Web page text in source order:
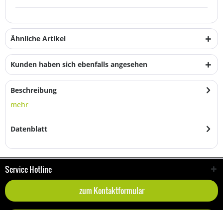
Ähnliche Artikel
Kunden haben sich ebenfalls angesehen
Beschreibung
mehr
Datenblatt
Service Hotline
zum Kontaktformular